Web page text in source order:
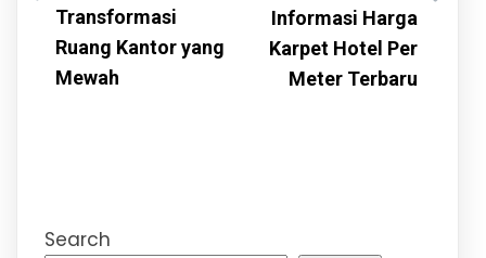
Transformasi
Ruang Kantor yang
Mewah
Informasi Harga
Karpet Hotel Per
Meter Terbaru
Search